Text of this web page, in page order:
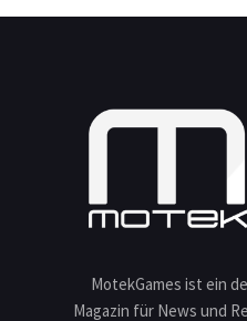
MotekGames ist ein
Magazin für News und